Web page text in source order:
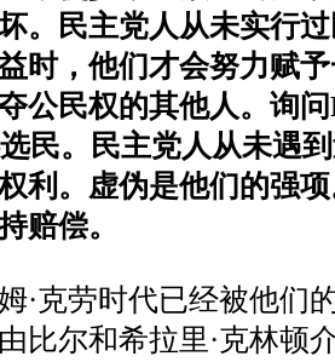
。民主党人从未实行
时，他们才会努力赋
公民权的其他人。询
民。民主党人从未遇
利。虚伪是他们的强
赔偿。
·克劳时代已经被他们
比尔和希拉里·克林顿